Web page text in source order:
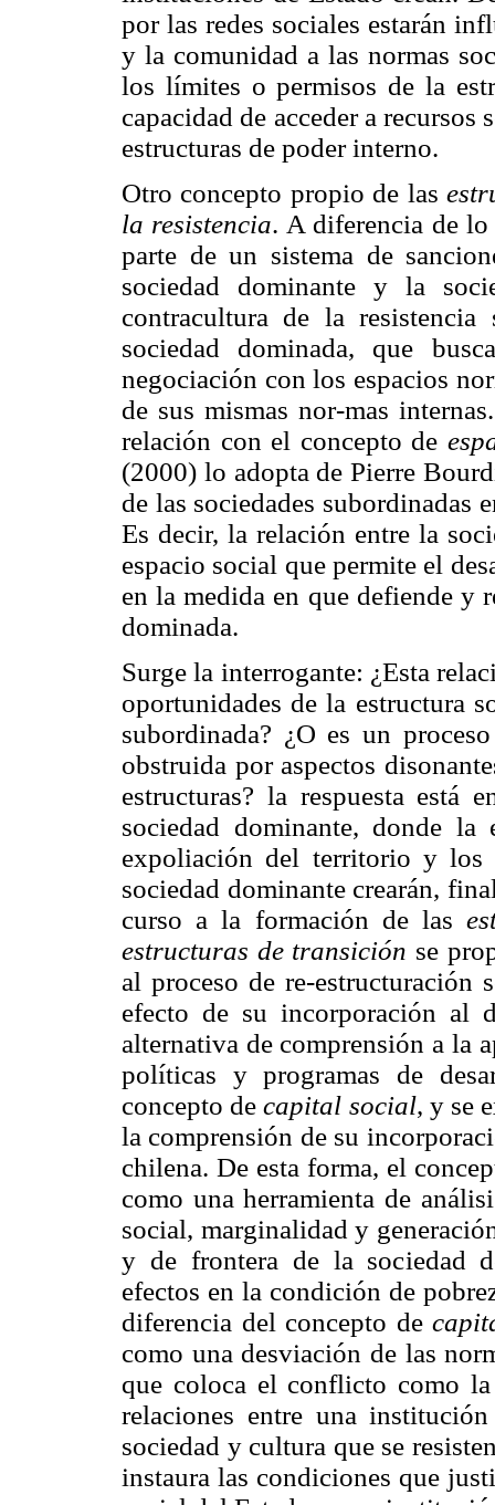
por las redes sociales estarán
y la comunidad a las normas
los límites o permisos de la
capacidad de acceder a recursos
estructuras de poder interno.
Otro concepto propio de las
la resistencia. A diferencia de
parte de un sistema de
sociedad dominante y la
contracultura de la
sociedad dominada, que
negociación con los espacios
de sus mismas nor-mas
relación con el concepto de
(2000) lo adopta de Pierre
de las sociedades subordinadas
Es decir, la relación entre la
espacio social que permite el
en la medida en que defiende y
dominada.
Surge la interrogante: ¿Esta
oportunidades de la estructura
subordinada? ¿O es un
obstruida por aspectos
estructuras? la respuesta
sociedad dominante, donde la
expoliación del territorio y los
sociedad dominante crearán,
curso a la formación de las
estructuras de transición se
al proceso de re-estructuración
efecto de su incorporación al
alternativa de comprensión a la
políticas y programas de
concepto decapital social, y se
la comprensión de su
chilena. De esta forma, el
como una herramienta de
social, marginalidad y
y de frontera de la sociedad
efectos en la condición de
diferencia del concepto de
como una desviación de las
que coloca el conflicto como
relaciones entre una
sociedad y cultura que se
instaura las condiciones que